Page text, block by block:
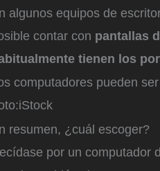
algunos equipos de
contar con pantallas
tienen los
computadores pueden
iStock
resumen, ¿cuál escoger?
por un computador